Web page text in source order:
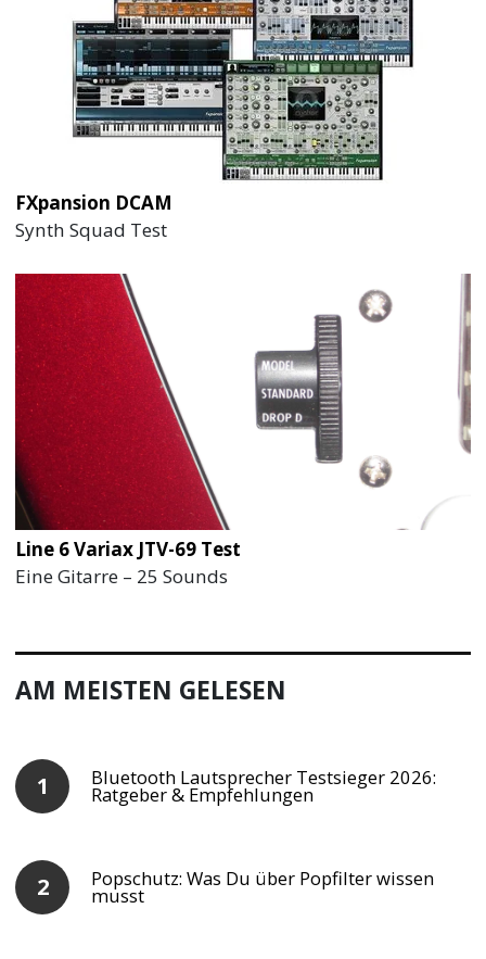
FXpansion DCAM
Synth Squad Test
Line 6 Variax JTV-69 Test
Eine Gitarre – 25 Sounds
AM MEISTEN GELESEN
Bluetooth Lautsprecher Testsieger 2026:
Ratgeber & Empfehlungen
Popschutz: Was Du über Popfilter wissen
musst